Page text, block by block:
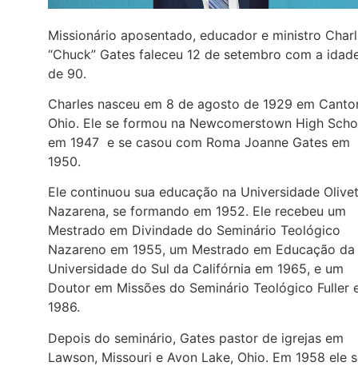
Missionário aposentado, educador e ministro
“Chuck” Gates faleceu 12 de setembro com a
de 90.
Charles nasceu em 8 de agosto de 1929 em
Ohio. Ele se formou na Newcomerstown High
em 1947 e se casou com Roma Joanne Gates em
1950.
Ele continuou sua educação na Universidade Olivet
Nazarena, se formando em 1952. Ele recebeu um
Mestrado em Divindade do Seminário Teológico
Nazareno em 1955, um Mestrado em Educação da
Universidade do Sul da Califórnia em 1965, e um
Doutor em Missões do Seminário Teológico Fuller
1986.
Depois do seminário, Gates pastor de igrejas em
Lawson, Missouri e Avon Lake, Ohio. Em 1958 ele